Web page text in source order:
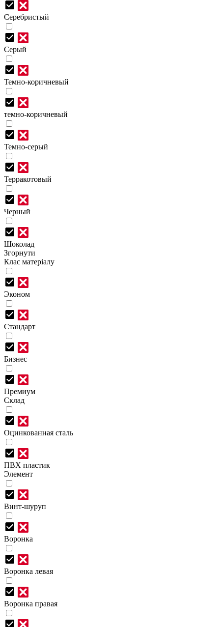
Серебристый
Серый
Темно-коричневый
темно-коричневый
Темно-серый
Терракотовый
Черный
Шоколад
Згорнути
Клас матеріалу
Эконом
Стандарт
Бизнес
Премиум
Склад
Оцинкованная сталь
ПВХ пластик
Элемент
Винт-шуруп
Воронка
Воронка левая
Воронка правая